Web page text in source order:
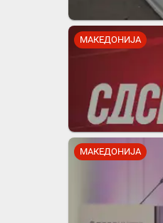
МАКЕДОНИЈА
МАКЕДОНИЈА